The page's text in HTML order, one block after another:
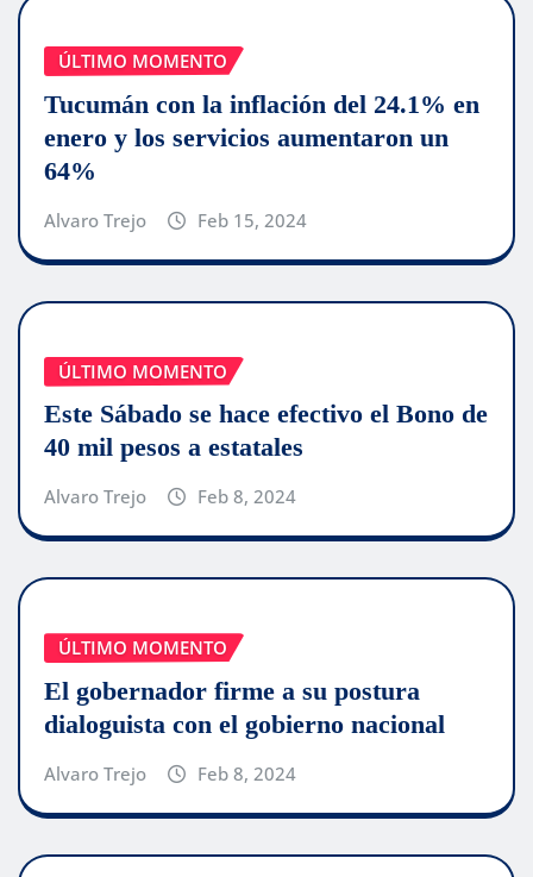
ÚLTIMO MOMENTO
Tucumán con la inflación del 24.1% en
enero y los servicios aumentaron un
64%
Alvaro Trejo Feb 15, 2024
ÚLTIMO MOMENTO
Este Sábado se hace efectivo el Bono de
40 mil pesos a estatales
Alvaro Trejo Feb 8, 2024
ÚLTIMO MOMENTO
El gobernador firme a su postura
dialoguista con el gobierno nacional
Alvaro Trejo Feb 8, 2024